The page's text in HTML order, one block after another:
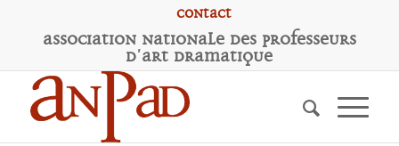
Contact
Association Nationale des Professeurs
d'Art Dramatique